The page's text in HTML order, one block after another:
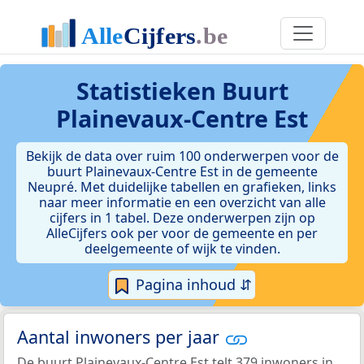
Statistieken Buurt
Plainevaux-Centre Est
Bekijk de data over ruim 100 onderwerpen voor de
buurt Plainevaux-Centre Est in de gemeente
Neupré. Met duidelijke tabellen en grafieken, links
naar meer informatie en een overzicht van alle
cijfers in 1 tabel. Deze onderwerpen zijn op
AlleCijfers ook per voor de gemeente en per
deelgemeente of wijk te vinden.
Pagina inhoud ⇵
Aantal inwoners per jaar